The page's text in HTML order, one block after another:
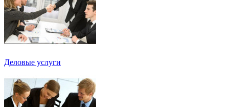
Деловые услуги